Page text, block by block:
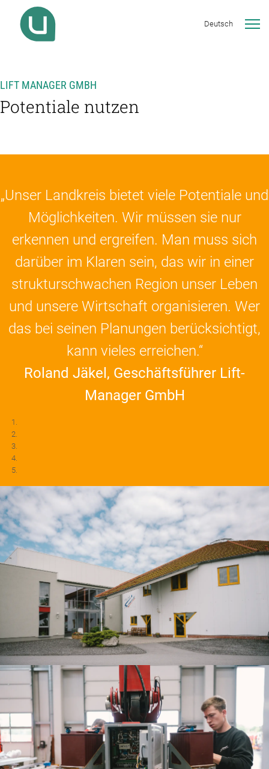
Deutsch
LIFT MANAGER GMBH
Potentiale nutzen
„Unser Landkreis bietet viele Potentiale und
Möglichkeiten. Wir müssen sie nur
erkennen und ergreifen. Man muss sich
darüber im Klaren sein, das wir in einer
strukturschwachen Region unser Leben
und unsere Wirtschaft organisieren. Wer
das bei seinen Planungen berücksichtigt,
kann vieles erreichen.“
Roland Jäkel, Geschäftsführer Lift-
Manager GmbH